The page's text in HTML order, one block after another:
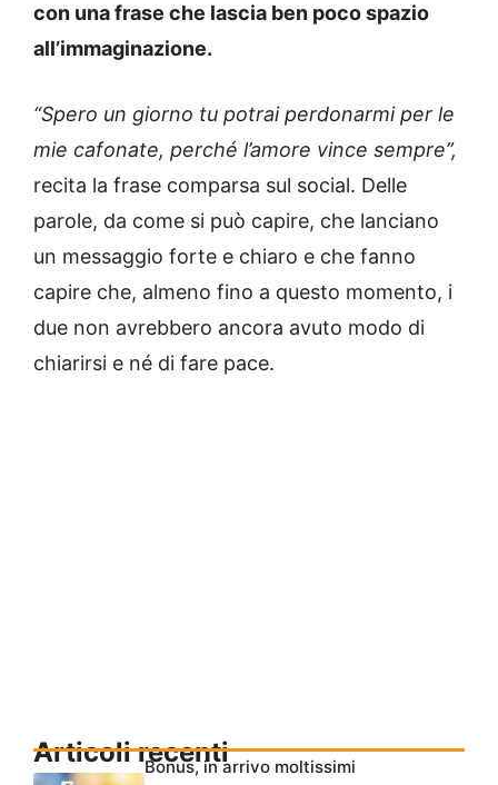
con una frase che lascia ben poco spazio
all’immaginazione.
“Spero un giorno tu potrai perdonarmi per le
mie cafonate, perché l’amore vince sempre”,
recita la frase comparsa sul social. Delle
parole, da come si può capire, che lanciano
un messaggio forte e chiaro e che fanno
capire che, almeno fino a questo momento, i
due non avrebbero ancora avuto modo di
chiarirsi e né di fare pace.
Articoli recentiBonus, in arrivo moltissimi